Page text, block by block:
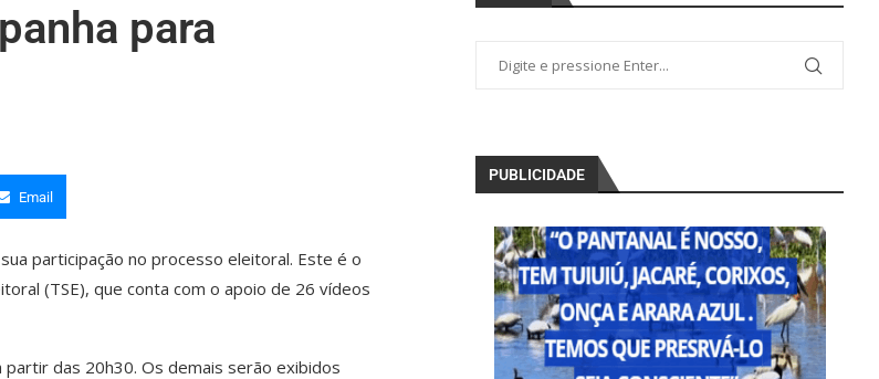
para
Email
participação no processo eleitoral. Este é o
(TSE), que conta com o apoio de 26 vídeos
das 20h30. Os demais serão exibidos
PUBLICIDADE